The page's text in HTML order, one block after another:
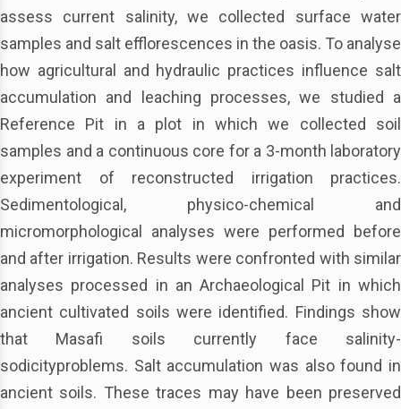
assess current salinity, we collected surface water
samples and salt efflorescences in the oasis. To analyse
how agricultural and hydraulic practices influence salt
accumulation and leaching processes, we studied a
Reference Pit in a plot in which we collected soil
samples and a continuous core for a 3-month laboratory
experiment of reconstructed irrigation practices.
Sedimentological, physico-chemical and
micromorphological analyses were performed before
and after irrigation. Results were confronted with similar
analyses processed in an Archaeological Pit in which
ancient cultivated soils were identified. Findings show
that Masafi soils currently face salinity-
sodicityproblems. Salt accumulation was also found in
ancient soils. These traces may have been preserved